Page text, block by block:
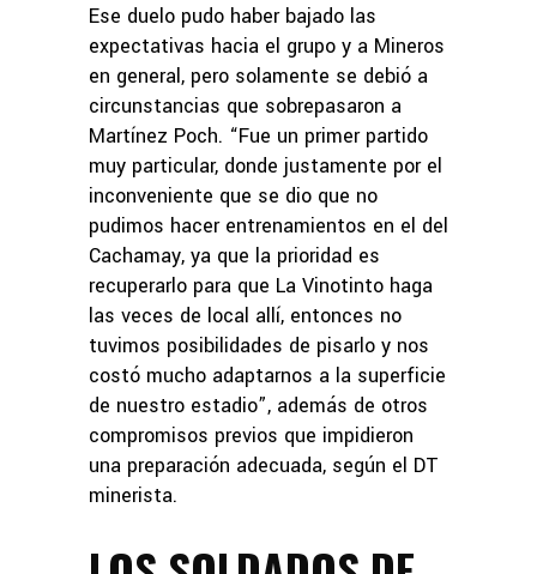
Ese duelo pudo haber bajado las
expectativas hacia el grupo y a Mineros
en general, pero solamente se debió a
circunstancias que sobrepasaron a
Martínez Poch. “Fue un primer partido
muy particular, donde justamente por el
inconveniente que se dio que no
pudimos hacer entrenamientos en el del
Cachamay, ya que la prioridad es
recuperarlo para que La Vinotinto haga
las veces de local allí, entonces no
tuvimos posibilidades de pisarlo y nos
costó mucho adaptarnos a la superficie
de nuestro estadio”, además de otros
compromisos previos que impidieron
una preparación adecuada, según el DT
minerista.